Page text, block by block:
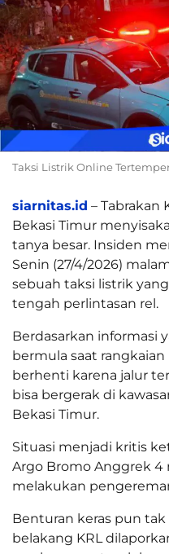
Taksi Listrik Online
siarnitas.id – Tabrakan
Bekasi Timur
tanya besar. Insiden
Senin (27/4/2026)
sebuah taksi listrik
tengah perlintasan rel.
Berdasarkan informasi
bermula saat
berhenti karena jalur
bisa bergerak di
Bekasi Timur.
Situasi menjadi kritis
Argo Bromo Anggrek
melakukan
Benturan keras pun
belakang KRL